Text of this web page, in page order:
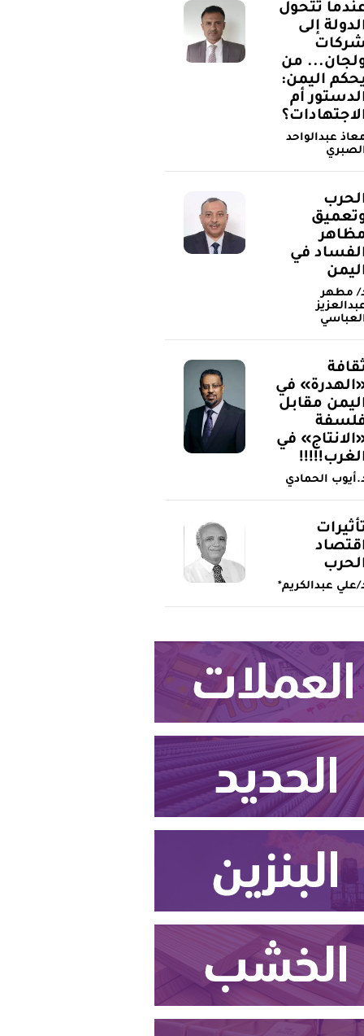
تتحول
إلى
من
اليمن:
أم
عبدالواحد
في
مطهر
في
مقابل
في
الحمادي
علي عبدالكريم*